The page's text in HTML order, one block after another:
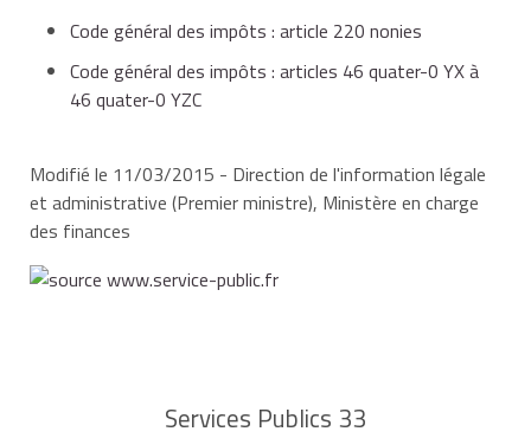
Code général des impôts : article 220 nonies
Code général des impôts : articles 46 quater-0 YX à
46 quater-0 YZC
Modifié le 11/03/2015 - Direction de l'information légale
et administrative (Premier ministre), Ministère en charge
des finances
Services Publics 33